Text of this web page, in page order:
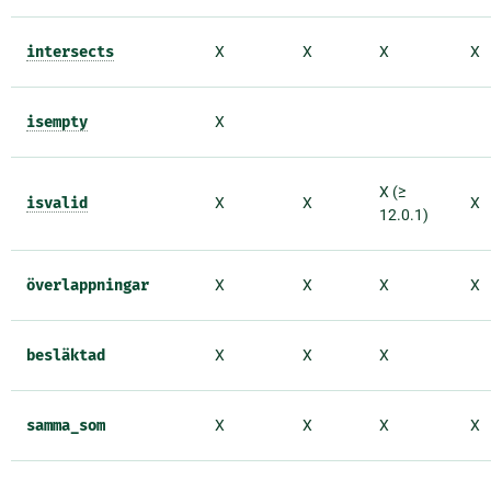
intersects X X X X
isempty X
isvalid X X
X (≥
12.0.1)
X
överlappningar X X X X
besläktad X X X
samma_som X X X X